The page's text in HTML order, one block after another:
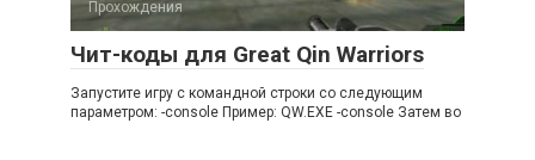
Прохождения
Чит-коды для Great Qin Warriors
Запустите игру с командной строки со следующим
параметром: -console Пример: QW.EXE -console Затем во